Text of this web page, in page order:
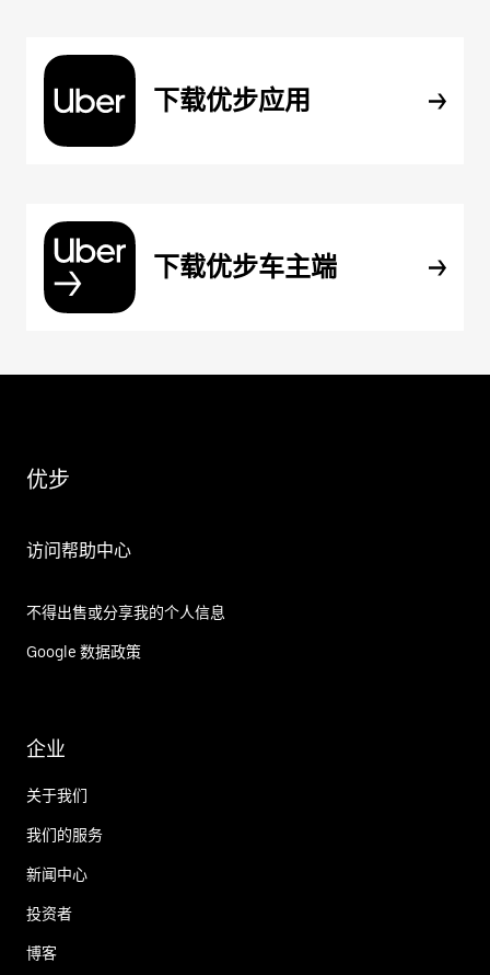
下载优步应用
下载优步车主端
优步
访问帮助中心
不得出售或分享我的个人信息
Google 数据政策
企业
关于我们
我们的服务
新闻中心
投资者
博客